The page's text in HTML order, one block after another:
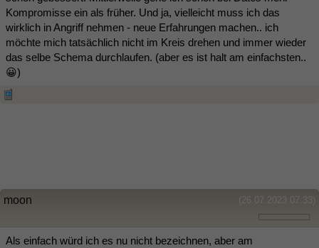
Kompromisse ein als früher. Und ja, vielleicht muss ich das
wirklich in Angriff nehmen - neue Erfahrungen machen.. ich
möchte mich tatsächlich nicht im Kreis drehen und immer wieder
das selbe Schema durchlaufen. (aber es ist halt am einfachsten..
😀)
(26.07.2023 07:33)
moon
Als einfach würd ich es nu nicht bezeichnen, aber am